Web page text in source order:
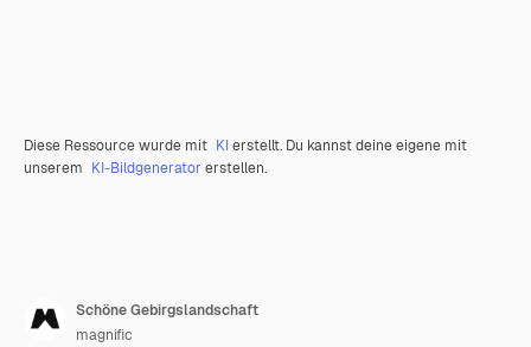
Diese Ressource wurde mit KIerstellt. Du kannst deine eigene mit
unserem KI-Bildgenerator erstellen.
Schöne Gebirgslandschaft
magnific